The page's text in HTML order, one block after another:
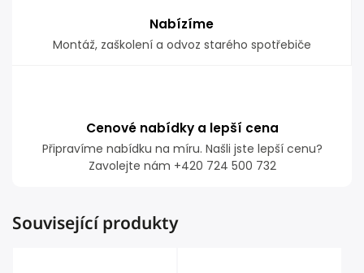
Nabízíme
Montáž, zaškolení a odvoz starého spotřebiče
Cenové nabídky a lepší cena
Připravíme nabídku na míru. Našli jste lepší cenu?
Zavolejte nám +420 724 500 732
Související produkty